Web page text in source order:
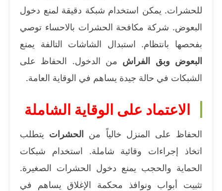
للحشرات. يمكن استخدام شبكة دقيقة لمنع دخول
البعوض. شركة مكافحة الحشرات بالاحساء توصي
بفحصها بانتظام. استبدال الشاشات التالفة يمنع
البعوض وبق الفراش من الدخول. الحفاظ على
الشبكات في حالة جيدة يساهم في الوقاية العامة.
الاعتماد على الوقاية الشاملة
الحفاظ على المنزل خالياً من الحشرات يتطلب
اتخاذ إجراءات وقائية شاملة. استخدام شبكات
الحماية والحجب يمنع دخول الحشرات الصغيرة.
تثبيت أبواب ونوافذ محكمة الإغلاق يساهم في